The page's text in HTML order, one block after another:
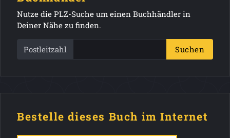
Nutze die PLZ-Suche um einen Buchhändler in
Deiner Nähe zu finden.
Postleitzahl Suchen
Bestelle dieses Buch im Internet